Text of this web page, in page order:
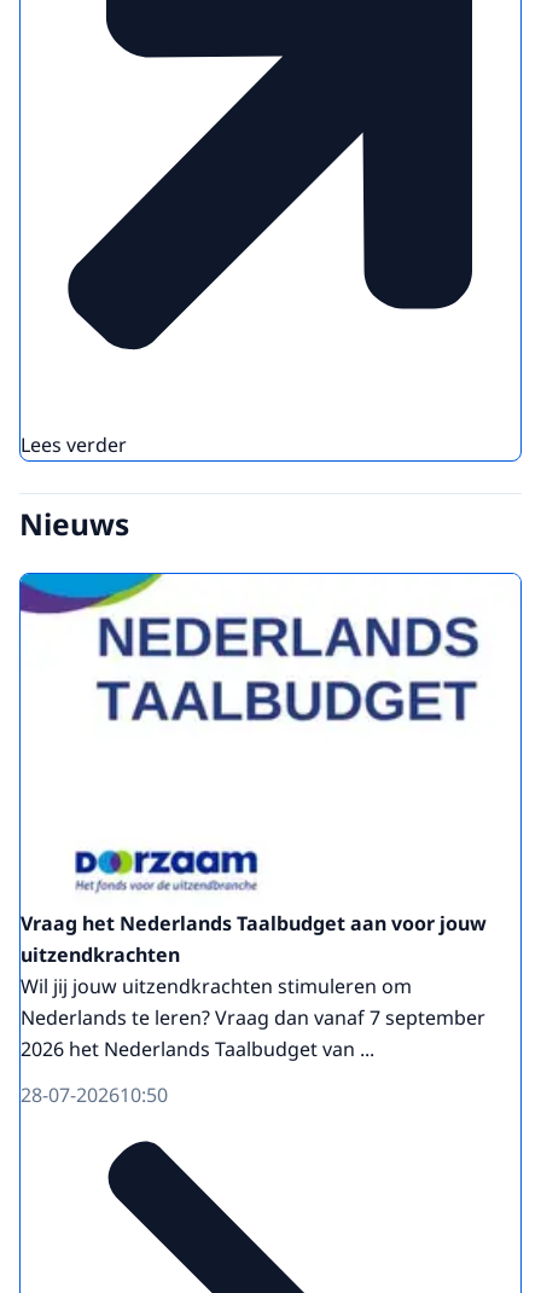
Lees verder
Nieuws
Vraag het Nederlands Taalbudget aan voor jouw
uitzendkrachten
Wil jij jouw uitzendkrachten stimuleren om
Nederlands te leren? Vraag dan vanaf 7 september
2026 het Nederlands Taalbudget van ...
28-07-202610:50